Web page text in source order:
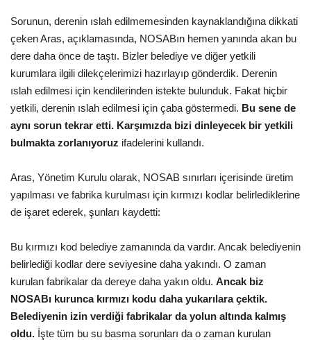
Galeriler
Yaşam
Künye
Sağlık
İletişim
Kültür Sanat
Sorunun, derenin ıslah edilmemesinden kaynaklandığına dikkati
çeken Aras, açıklamasında, NOSABın hemen yanında akan bu
dere daha önce de taştı. Bizler belediye ve diğer yetkili
kurumlara ilgili dilekçelerimizi hazırlayıp gönderdik. Derenin
ıslah edilmesi için kendilerinden istekte bulunduk. Fakat hiçbir
yetkili, derenin ıslah edilmesi için çaba göstermedi. Bu sene de
aynı sorun tekrar etti. Karşımızda bizi dinleyecek bir yetkili
bulmakta zorlanıyoruz ifadelerini kullandı.
Aras, Yönetim Kurulu olarak, NOSAB sınırları içerisinde üretim
yapılması ve fabrika kurulması için kırmızı kodlar belirlediklerine
de işaret ederek, şunları kaydetti:
Bu kırmızı kod belediye zamanında da vardır. Ancak belediyenin
belirlediği kodlar dere seviyesine daha yakındı. O zaman
kurulan fabrikalar da dereye daha yakın oldu. Ancak biz
NOSABı kurunca kırmızı kodu daha yukarılara çektik.
Belediyenin izin verdiği fabrikalar da yolun altında kalmış
oldu. İşte tüm bu su basma sorunları da o zaman kurulan